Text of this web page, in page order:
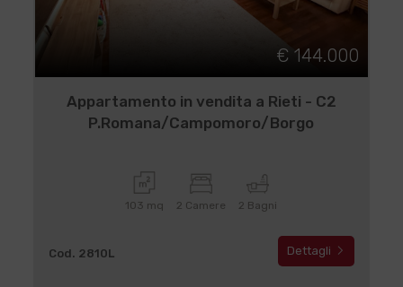
€ 144.000
Appartamento in vendita a Rieti - C2
P.Romana/Campomoro/Borgo
103 mq 2 Camere 2 Bagni
Cod. 2810L Dettagli